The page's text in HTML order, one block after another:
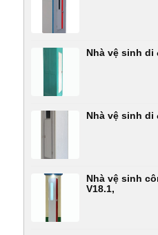
Nhà vệ sinh di
Nhà vệ sinh di
Nhà vệ sinh
V18.1,